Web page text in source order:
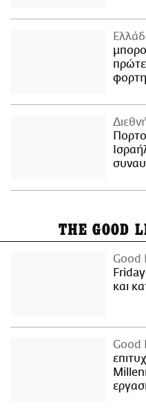
THE GOOD
Good
και
Good